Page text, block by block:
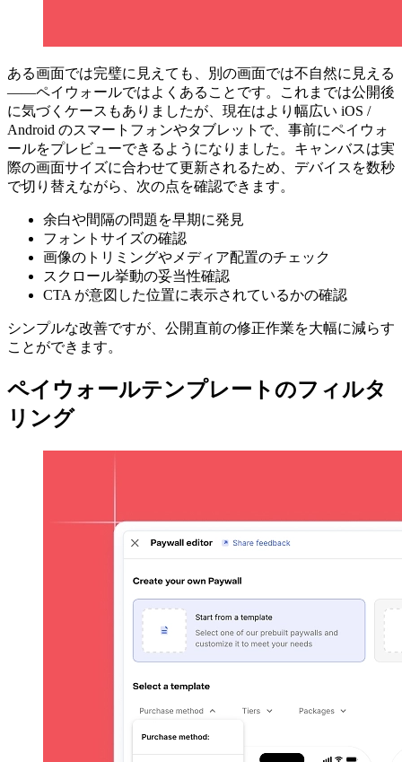
ある画面では完璧に見えても、別の画面では不自然に見える
——ペイウォールではよくあることです。これまでは公開後
に気づくケースもありましたが、現在はより幅広い iOS /
Android のスマートフォンやタブレットで、事前にペイウォ
ールをプレビューできるようになりました。キャンバスは実
際の画面サイズに合わせて更新されるため、デバイスを数秒
で切り替えながら、次の点を確認できます。
余白や間隔の問題を早期に発見
フォントサイズの確認
画像のトリミングやメディア配置のチェック
スクロール挙動の妥当性確認
CTA が意図した位置に表示されているかの確認
シンプルな改善ですが、公開直前の修正作業を大幅に減らす
ことができます。
ペイウォールテンプレートのフィルタ
リング